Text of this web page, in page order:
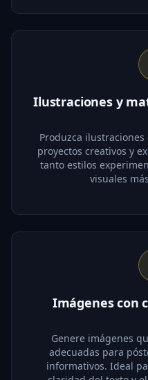
Ilustraciones y
Produzca
proyectos creativos y
tanto estilos
visuales
Imágenes con
Genere imágenes
adecuadas para
informativos. Ideal